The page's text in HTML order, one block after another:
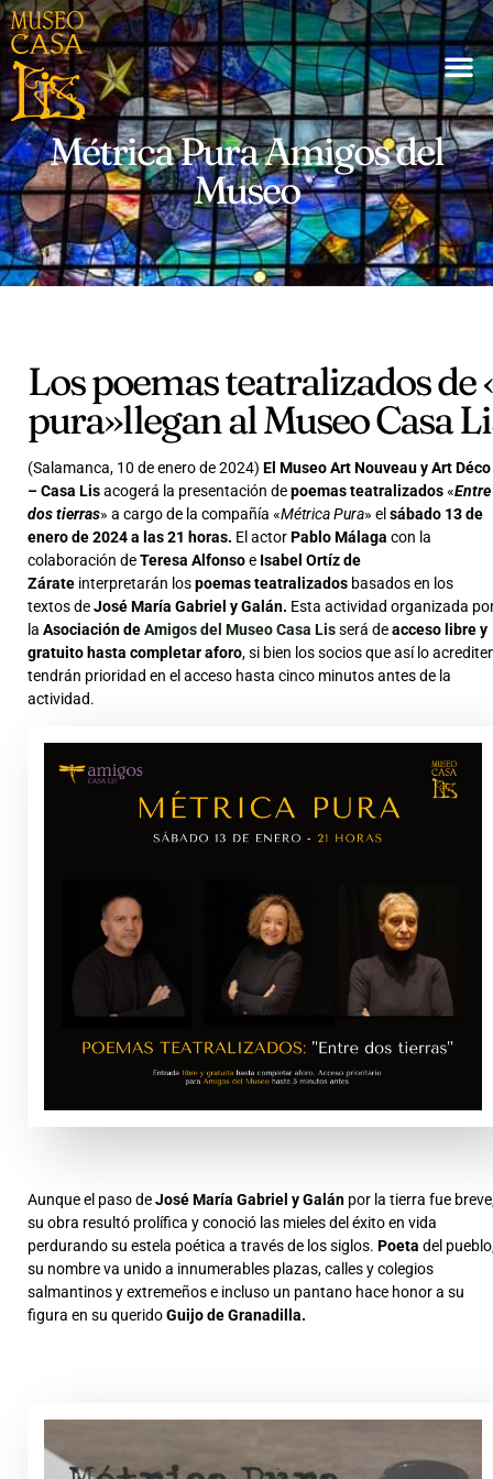
Métrica Pura Amigos del
Museo
Los poemas teatralizados de
pura»llegan al Museo Casa
(Salamanca, 10 de enero de 2024) El Museo Art Nouveau y Art Déco
– Casa Lisacogerá la presentación depoemas teatralizados«Entre
dos tierras» a cargo de la compañía «Métrica Pura» el sábado 13 de
enero de 2024 a las 21 horas. El actorPablo Málaga con la
colaboración deTeresa Alfonsoe Isabel Ortíz de
Zárate interpretarán lospoemas teatralizados basados en los
textos deJosé María Gabriel y Galán. Esta actividad organizada
la Asociación deAmigos del Museo Casa Lisserá deacceso libre y
gratuito hasta completar aforo, si bien los socios que así lo
tendrán prioridad en el acceso hasta cinco minutos antes de la
actividad.
Aunque el paso deJosé María Gabriel y Galán por la tierra fue
su obra resultó prolífica y conoció las mieles del éxito en vida
perdurando su estela poética a través de los siglos. Poeta del
su nombre va unido a innumerables plazas, calles y colegios
salmantinos y extremeños e incluso un pantano hace honor a su
figura en su queridoGuijo de Granadilla.